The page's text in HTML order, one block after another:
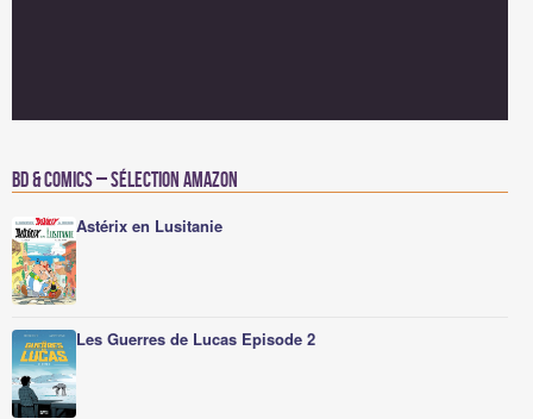
BD & Comics – Sélection Amazon
Astérix en Lusitanie
Les Guerres de Lucas Episode 2